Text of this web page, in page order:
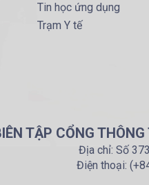
Tin học ứng dụng
Trạm Y tế
TẬP CỔNG
Địa chỉ: Số
Điện thoại: